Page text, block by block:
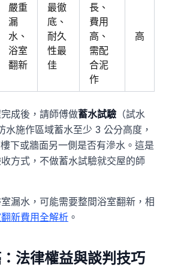
嚴重
漏
水、
浴室
翻新
最徹
底、
耐久
性最
佳
長、
費用
高、
需配
合泥
作
高
完成後，請師傅做蓄水試驗 （試水
施作區域蓄水至少 3 公分高度，
下或牆面另一側是否有滲水。這是
方式，不做蓄水試驗就交屋的師
漏水，可能需要整間浴室翻新，相
新費用全解析 。
法律權益與談判技巧